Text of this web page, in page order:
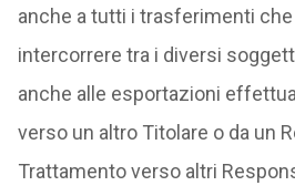
anche a tutti i trasferimenti
intercorrere tra i diversi
anche alle esportazioni
verso un altro Titolare o da un
Trattamento verso altri